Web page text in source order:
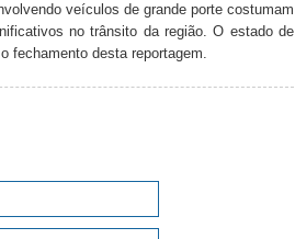
veículos de grande porte costumam
no trânsito da região. O estado de
fechamento desta reportagem.